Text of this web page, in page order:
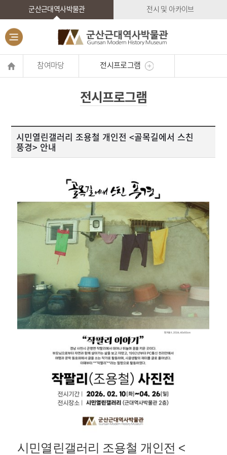
군산근대역사박물관 전시 및 아카이브
참여마당 전시프로그램
전시프로그램
시민열린갤러리 조용철 개인전 <골목길에서 스친
풍경> 안내
시민열린갤러리 조용철 개인전 <